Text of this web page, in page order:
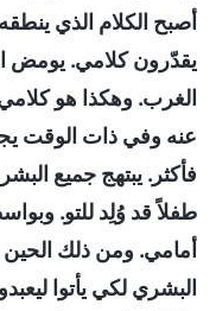
أصبح الكلام الذي
يقدّرون كلامي. يومض
الغرب. وهكذا هو
عنه وفي ذات الوقت
فأكثر. يبتهج جميع
طفلاً قد وُلِد للتو.
أمامي. ومن ذلك
البشري لكي يأتوا